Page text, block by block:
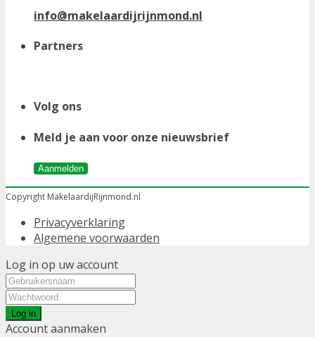
info@makelaardijrijnmond.nl
Partners
Volg ons
Meld je aan voor onze nieuwsbrief
Aanmelden
Copyright MakelaardijRijnmond.nl
Privacyverklaring
Algemene voorwaarden
Log in op uw account
Log in
Account aanmaken